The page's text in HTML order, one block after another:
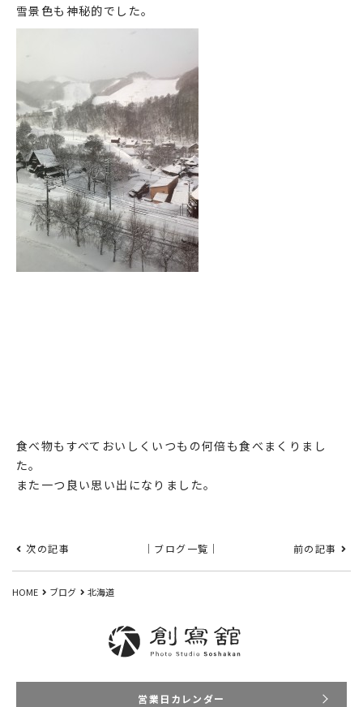
雪景色も神秘的でした。
食べ物もすべておいしくいつもの何倍も食べまくりまし
た。
また一つ良い思い出になりました。
次の記事 ｜ブログ一覧｜ 前の記事
HOME ブログ 北海道
営業日カレンダー